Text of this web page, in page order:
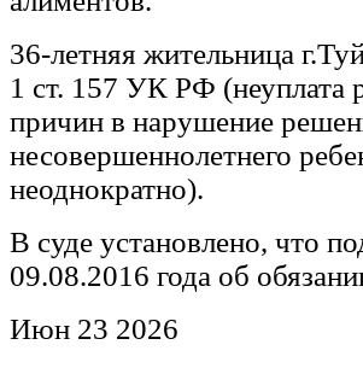
36-летняя жительница
1 ст. 157 УК РФ (неуплата
причин в нарушение
несовершеннолетнего
неоднократно).
В суде установлено, что
09.08.2016 года об
Июн 23 2026